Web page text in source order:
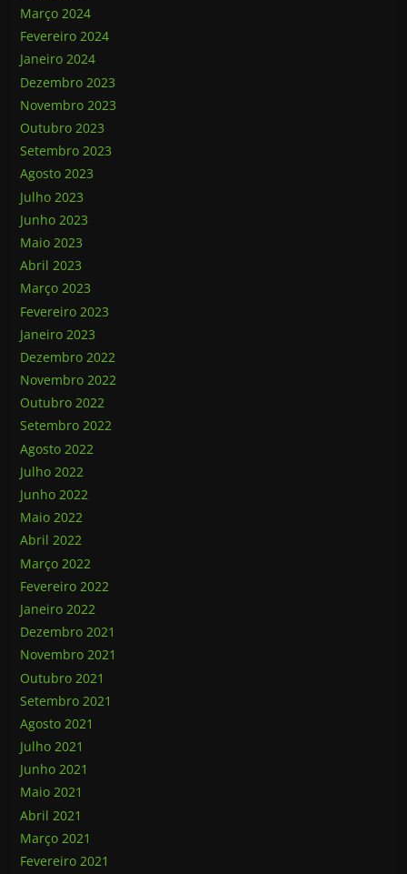
Março 2024
Fevereiro 2024
Janeiro 2024
Dezembro 2023
Novembro 2023
Outubro 2023
Setembro 2023
Agosto 2023
Julho 2023
Junho 2023
Maio 2023
Abril 2023
Março 2023
Fevereiro 2023
Janeiro 2023
Dezembro 2022
Novembro 2022
Outubro 2022
Setembro 2022
Agosto 2022
Julho 2022
Junho 2022
Maio 2022
Abril 2022
Março 2022
Fevereiro 2022
Janeiro 2022
Dezembro 2021
Novembro 2021
Outubro 2021
Setembro 2021
Agosto 2021
Julho 2021
Junho 2021
Maio 2021
Abril 2021
Março 2021
Fevereiro 2021